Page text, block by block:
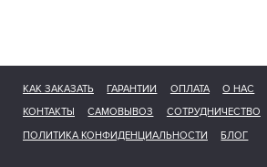
КАК ЗАКАЗАТЬ ГАРАНТИИ ОПЛАТА О НАС
КОНТАКТЫ
САМОВЫВОЗ СОТРУДНИЧЕСТВО
ПОЛИТИКА КОНФИДЕНЦИАЛЬНОСТИ
БЛОГ